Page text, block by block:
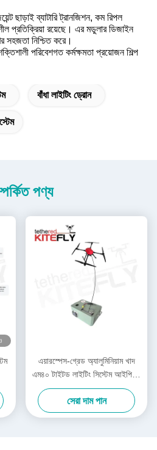
ছাড়াই ব্যাটারি ট্রানজিশন, কম রিপল
রয়েছে। এর মডুলার ডিজাইন
সহজতা নিশ্চিত করে।
পরিবেশগত কর্মক্ষমতা প্রয়োজন শিল্প
বাঁধা লাইটিং ড্রোন
পণ্য
এয়ারস্পেস-গ্রেড অ্যালুমিনিয়াম খাদ
এম৪০ টাইটড লাইটিং সিস্টেম আইপি৫৪
কিটফ্লাই
সেরা দাম পান